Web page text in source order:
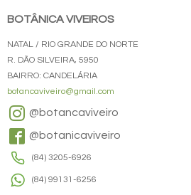
BOTÂNICA VIVEIROS
NATAL / RIO GRANDE DO NORTE
R. DÃO SILVEIRA, 5950
BAIRRO: CANDELÁRIA
botancaviveiro@gmail.com
@botancaviveiro
@botanicaviveiro
(84) 3205-6926
(84) 99131-6256